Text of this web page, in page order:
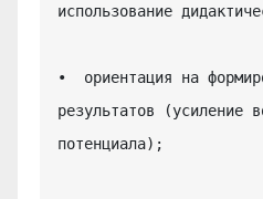
использование
•  ориентация на
результатов (усиление
потенциала);